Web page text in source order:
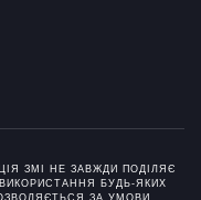
ЗМІ НЕ ЗАВЖДИ ПОДІЛЯЄ
БУДЬ-ЯКИХ
ЗА УМОВИ